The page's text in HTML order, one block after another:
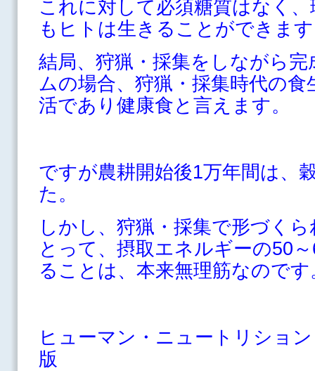
これに対して必須糖質はなく
もヒトは生きることができま
結局、狩猟・採集をしながら
ムの場合、 狩猟・採集時代の
活であり健康食と言えます。
ですが農耕開始後1万年間は、
た。
しかし、狩猟・採集で形づく
とって、摂取エネルギーの50
ることは、本来無理筋なのです
ヒューマン・ニュートリショ
版